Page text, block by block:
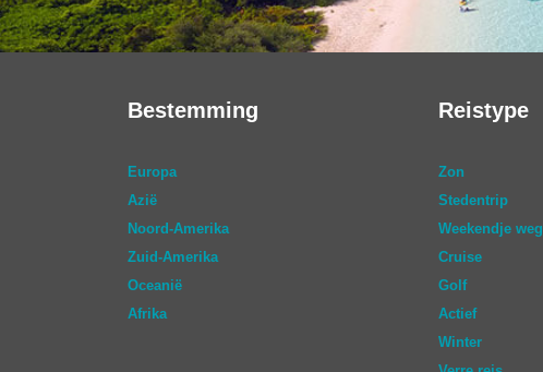
Bestemming
Europa
Azië
Noord-Amerika
Zuid-Amerika
Oceanië
Afrika
Reistype
Zon
Stedentrip
Weekendje weg
Cruise
Golf
Actief
Winter